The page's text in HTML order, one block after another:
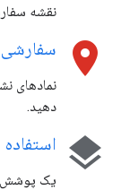
نقشه
location_on سفارشی
نمادهای
دهید.
layers
یک پوشش